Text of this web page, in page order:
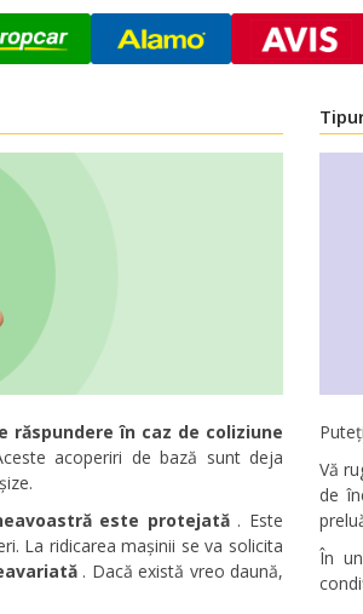
răspundere în caz de coliziune
acoperiri de bază sunt deja
este protejată. Este
La ridicarea mașinii se va solicita
. Dacă există vreo daună,
Vă
de
În